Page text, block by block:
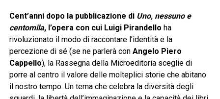
Cent’anni dopo la pubblicazione di Uno, nessuno e
centomila, l’opera con cui Luigi Pirandello ha
rivoluzionato il modo di raccontare l’identità e la
percezione di sé (se ne parlerà con Angelo Piero
Cappello), la Rassegna della Microeditoria sceglie di
porre al centro il valore delle molteplici storie che abitano
il nostro tempo. Un tema che celebra la diversità degli